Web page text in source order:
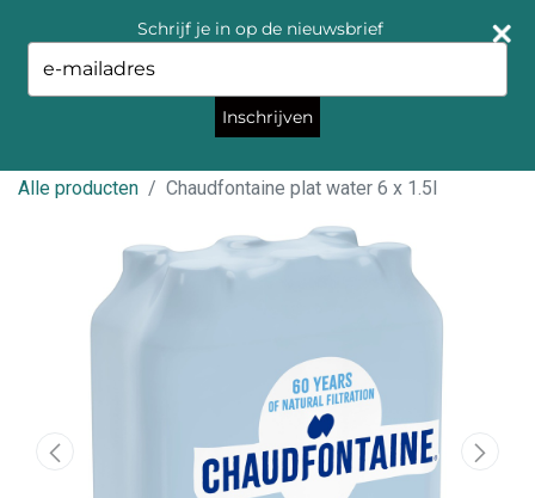
Alle producten Chaudfontaine plat water 6 x 1.5l
Schrijf je in op de nieuwsbrief
your
email
Inschrijven